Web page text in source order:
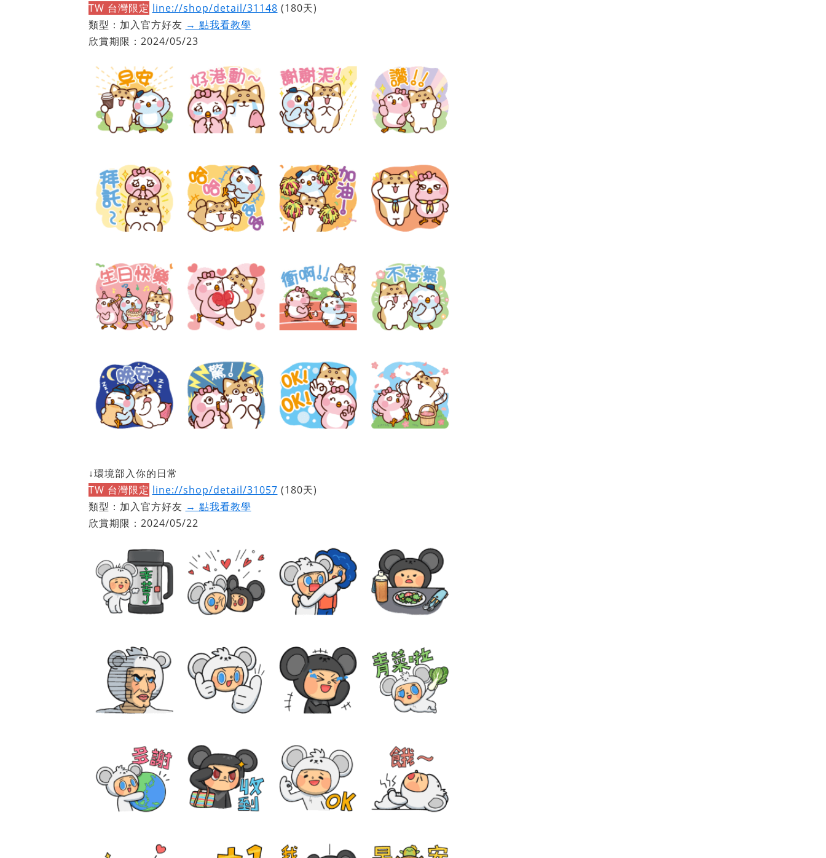
TW 台灣限定 line://shop/detail/31148 (180天)
類型：加入官方好友 → 點我看教學
欣賞期限：2024/05/23
↓環境部入你的日常
TW 台灣限定 line://shop/detail/31057 (180天)
類型：加入官方好友 → 點我看教學
欣賞期限：2024/05/22